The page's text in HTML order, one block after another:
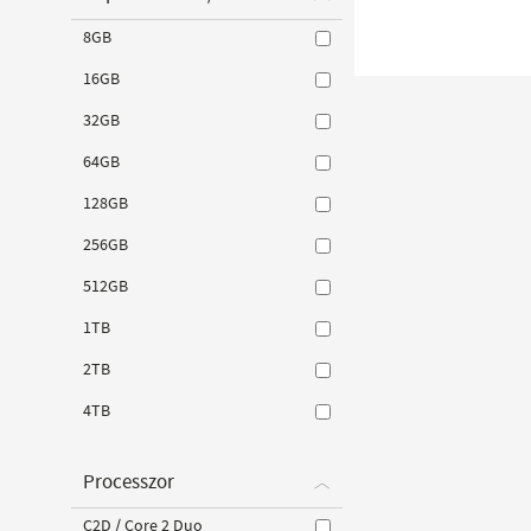
8GB
16GB
32GB
64GB
128GB
256GB
512GB
1TB
2TB
4TB
Processzor
C2D / Core 2 Duo